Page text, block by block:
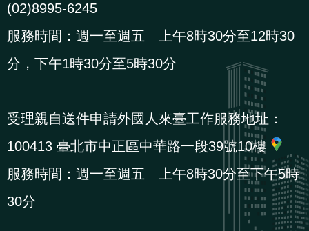
(02)8995-6245
服務時間：週一至週五 上午8時30分至12時30
分，下午1時30分至5時30分
受理親自送件申請外國人來臺工作服務地址：
100413 臺北市中正區中華路一段39號10樓
服務時間：週一至週五 上午8時30分至下午5時
30分